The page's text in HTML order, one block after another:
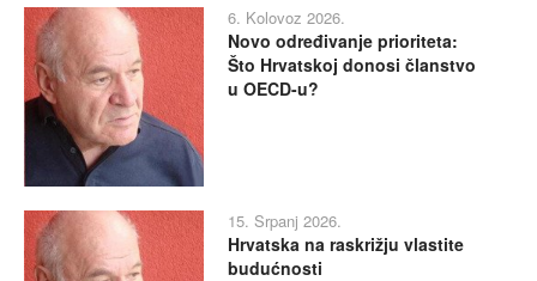
6. Kolovoz 2026.
Novo određivanje prioriteta:
Što Hrvatskoj donosi članstvo
u OECD-u?
15. Srpanj 2026.
Hrvatska na raskrižju vlastite
budućnosti